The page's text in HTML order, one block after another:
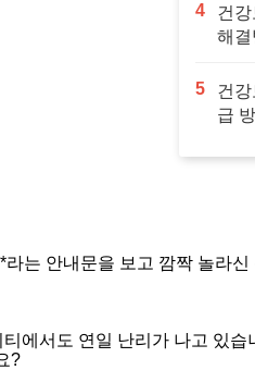
는 안내문을 보고 깜짝 놀라신
에서도 연일 난리가 나고 있습
?
4
건
해결
5
건
급